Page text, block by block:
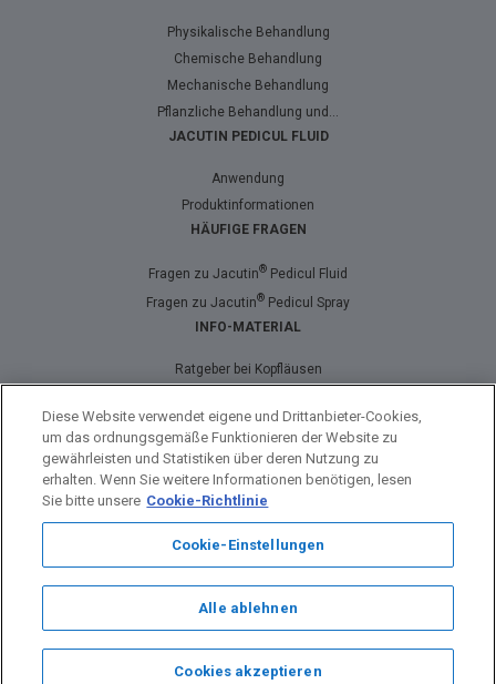
Physikalische Behandlung
Chemische Behandlung
Mechanische Behandlung
Pflanzliche Behandlung und...
JACUTIN PEDICUL FLUID
Anwendung
Produktinformationen
HÄUFIGE FRAGEN
Fragen zu Jacutin® Pedicul Fluid
Fragen zu Jacutin® Pedicul Spray
INFO-MATERIAL
Ratgeber bei Kopfläusen
Nützliche Downloads
Impressum
Cookie-Richtlinie
Barrierefreiheit
Bestimmungen
Diese Website verwendet eigene und Drittanbieter-Cookies,
um das ordnungsgemäße Funktionieren der Website zu
gewährleisten und Statistiken über deren Nutzung zu
erhalten. Wenn Sie weitere Informationen benötigen, lesen
Sie bitte unsere Cookie-Richtlinie
Cookie-Einstellungen
Alle ablehnen
Cookies akzeptieren